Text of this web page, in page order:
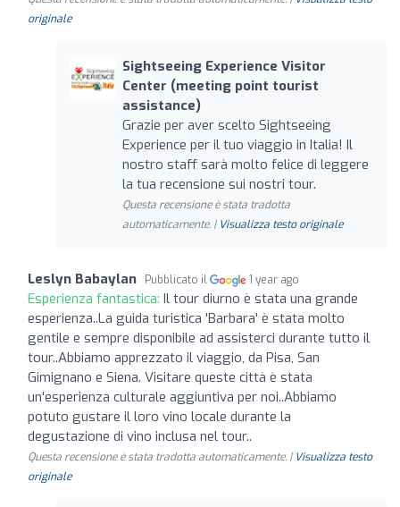
originale
Sightseeing Experience Visitor
Center (meeting point tourist
assistance)
Grazie per aver scelto Sightseeing
Experience per il tuo viaggio in Italia! Il
nostro staff sarà molto felice di leggere
la tua recensione sui nostri tour.
Questa recensione è stata tradotta
automaticamente. | Visualizza testo originale
Leslyn Babaylan Pubblicato il 1 year ago
Esperienza fantastica: Il tour diurno è stata una grande
esperienza..La guida turistica 'Barbara' è stata molto
gentile e sempre disponibile ad assisterci durante tutto il
tour..Abbiamo apprezzato il viaggio, da Pisa, San
Gimignano e Siena. Visitare queste città è stata
un'esperienza culturale aggiuntiva per noi..Abbiamo
potuto gustare il loro vino locale durante la
degustazione di vino inclusa nel tour..
Questa recensione è stata tradotta automaticamente. | Visualizza testo
originale